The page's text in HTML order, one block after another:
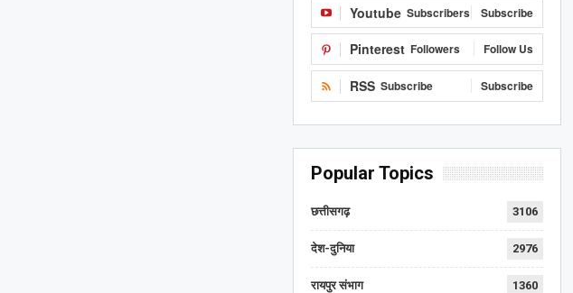
Youtube Subscribers Subscribe
Pinterest Followers Follow Us
RSS Subscribe Subscribe
Popular Topics
छत्तीसगढ़ 3106
देश-दुनिया 2976
रायपुर संभाग 1360